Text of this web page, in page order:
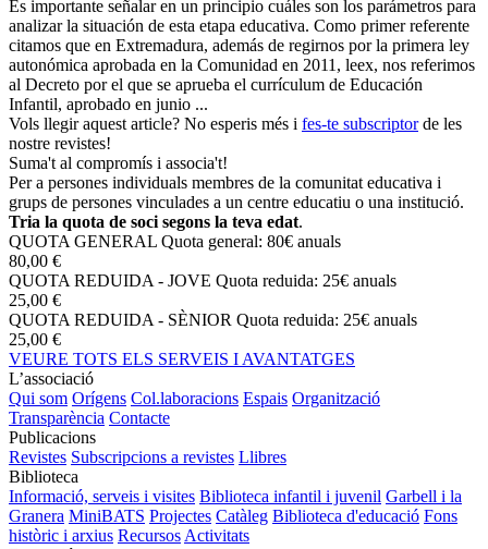
Es importante señalar en un principio cuáles son los parámetros para
analizar la situación de esta etapa educativa. Como primer referente
citamos que en Extre­ma­dura, además de regirnos por la primera ley
autonómica aprobada en la Comunidad en 2011, leex, nos referimos
al Decreto por el que se aprueba el currículum de Edu­cación
Infantil, aprobado en junio ...
Vols llegir aquest article? No esperis més i fes-te subscriptor de les
nostre revistes!
Suma't al compromís i associa't!
Per a persones individuals membres de la comunitat educativa i
grups de persones vinculades a un centre educatiu o una institució.
Tria la quota de soci segons la teva edat.
QUOTA GENERAL Quota general: 80€ anuals
80,00 €
QUOTA REDUIDA - JOVE Quota reduida: 25€ anuals
25,00 €
QUOTA REDUIDA - SÈNIOR Quota reduida: 25€ anuals
25,00 €
VEURE TOTS ELS SERVEIS I AVANTATGES
L’associació
Qui som Orígens Col.laboracions Espais Organització
Transparència Contacte
Publicacions
Revistes Subscripcions a revistes Llibres
Biblioteca
Informació, serveis i visites Biblioteca infantil i juvenil Garbell i la
Granera MiniBATS Projectes Catàleg Biblioteca d'educació Fons
històric i arxius Recursos Activitats